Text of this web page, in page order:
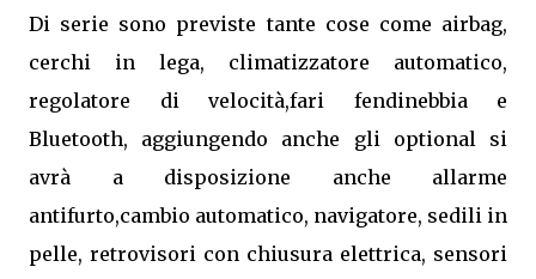
Di serie sono previste tante cose come airbag,
cerchi in lega, climatizzatore automatico,
regolatore di velocità,fari fendinebbia e
Bluetooth, aggiungendo anche gli optional si
avrà a disposizione anche allarme
antifurto,cambio automatico, navigatore, sedili in
pelle, retrovisori con chiusura elettrica, sensori